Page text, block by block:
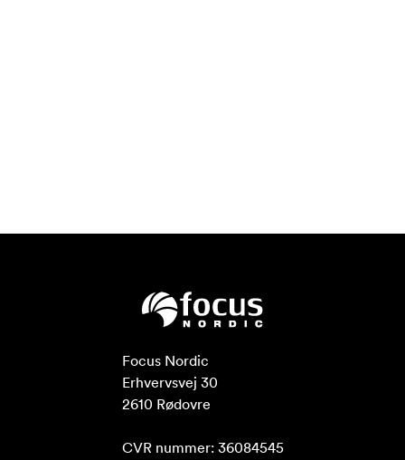
Focus Nordic
Erhvervsvej 30
2610 Rødovre
CVR nummer: 36084545